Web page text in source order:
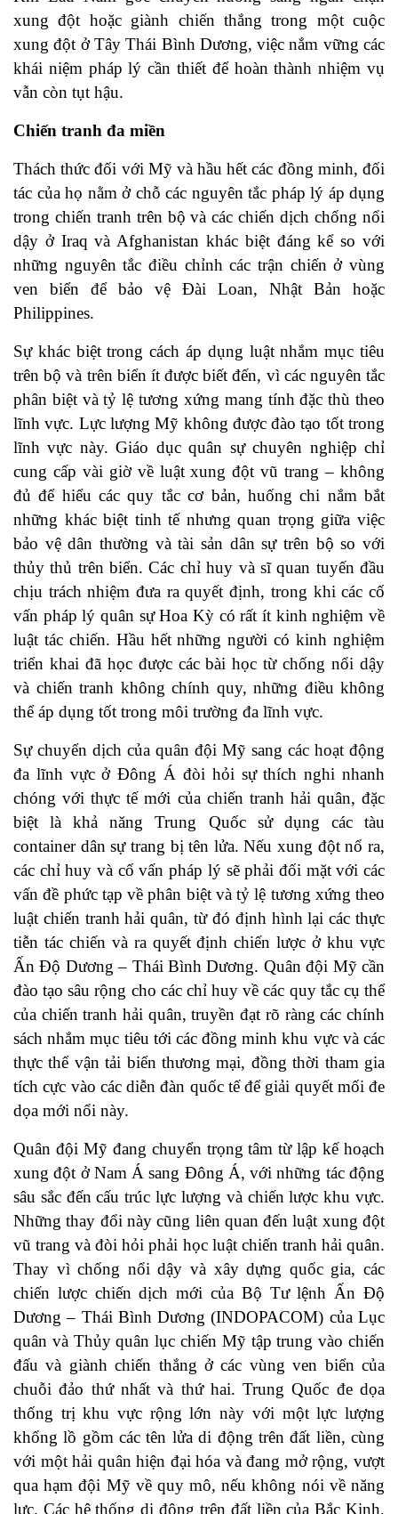
xung đột hoặc giành chiến thắng trong một cuộc
xung đột ở Tây Thái Bình Dương, việc nắm vững các
khái niệm pháp lý cần thiết để hoàn thành nhiệm vụ
vẫn còn tụt hậu.
Chiến tranh đa miền
Thách thức đối với Mỹ và hầu hết các đồng minh, đối
tác của họ nằm ở chỗ các nguyên tắc pháp lý áp dụng
trong chiến tranh trên bộ và các chiến dịch chống nổi
dậy ở Iraq và Afghanistan khác biệt đáng kể so với
những nguyên tắc điều chỉnh các trận chiến ở vùng
ven biển để bảo vệ Đài Loan, Nhật Bản hoặc
Philippines.
Sự khác biệt trong cách áp dụng luật nhắm mục tiêu
trên bộ và trên biển ít được biết đến, vì các nguyên tắc
phân biệt và tỷ lệ tương xứng mang tính đặc thù theo
lĩnh vực. Lực lượng Mỹ không được đào tạo tốt trong
lĩnh vực này. Giáo dục quân sự chuyên nghiệp chỉ
cung cấp vài giờ về luật xung đột vũ trang – không
đủ để hiểu các quy tắc cơ bản, huống chi nắm bắt
những khác biệt tinh tế nhưng quan trọng giữa việc
bảo vệ dân thường và tài sản dân sự trên bộ so với
thủy thủ trên biển. Các chỉ huy và sĩ quan tuyến đầu
chịu trách nhiệm đưa ra quyết định, trong khi các cố
vấn pháp lý quân sự Hoa Kỳ có rất ít kinh nghiệm về
luật tác chiến. Hầu hết những người có kinh nghiệm
triển khai đã học được các bài học từ chống nổi dậy
và chiến tranh không chính quy, những điều không
thể áp dụng tốt trong môi trường đa lĩnh vực.
Sự chuyển dịch của quân đội Mỹ sang các hoạt động
đa lĩnh vực ở Đông Á đòi hỏi sự thích nghi nhanh
chóng với thực tế mới của chiến tranh hải quân, đặc
biệt là khả năng Trung Quốc sử dụng các tàu
container dân sự trang bị tên lửa. Nếu xung đột nổ ra,
các chỉ huy và cố vấn pháp lý sẽ phải đối mặt với các
vấn đề phức tạp về phân biệt và tỷ lệ tương xứng theo
luật chiến tranh hải quân, từ đó định hình lại các thực
tiễn tác chiến và ra quyết định chiến lược ở khu vực
Ấn Độ Dương – Thái Bình Dương. Quân đội Mỹ cần
đào tạo sâu rộng cho các chỉ huy về các quy tắc cụ thể
của chiến tranh hải quân, truyền đạt rõ ràng các chính
sách nhắm mục tiêu tới các đồng minh khu vực và các
thực thể vận tải biển thương mại, đồng thời tham gia
tích cực vào các diễn đàn quốc tế để giải quyết mối đe
dọa mới nổi này.
Quân đội Mỹ đang chuyển trọng tâm từ lập kế hoạch
xung đột ở Nam Á sang Đông Á, với những tác động
sâu sắc đến cấu trúc lực lượng và chiến lược khu vực.
Những thay đổi này cũng liên quan đến luật xung đột
vũ trang và đòi hỏi phải học luật chiến tranh hải quân.
Thay vì chống nổi dậy và xây dựng quốc gia, các
chiến lược chiến dịch mới của Bộ Tư lệnh Ấn Độ
Dương – Thái Bình Dương (INDOPACOM) của Lục
quân và Thủy quân lục chiến Mỹ tập trung vào chiến
đấu và giành chiến thắng ở các vùng ven biển của
chuỗi đảo thứ nhất và thứ hai. Trung Quốc đe dọa
thống trị khu vực rộng lớn này với một lực lượng
khổng lồ gồm các tên lửa di động trên đất liền, cùng
với một hải quân hiện đại hóa và đang mở rộng, vượt
qua hạm đội Mỹ về quy mô, nếu không nói về năng
lực. Các hệ thống di động trên đất liền của Bắc Kinh,